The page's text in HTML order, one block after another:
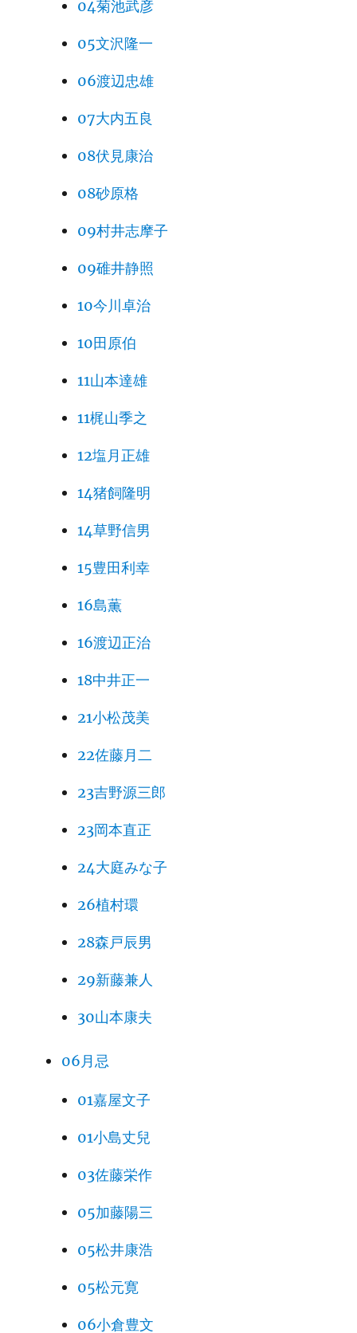
04菊池武彦
05文沢隆一
06渡辺忠雄
07大内五良
08伏見康治
08砂原格
09村井志摩子
09碓井静照
10今川卓治
10田原伯
11山本達雄
11梶山季之
12塩月正雄
14猪飼隆明
14草野信男
15豊田利幸
16島薫
16渡辺正治
18中井正一
21小松茂美
22佐藤月二
23吉野源三郎
23岡本直正
24大庭みな子
26植村環
28森戸辰男
29新藤兼人
30山本康夫
06月忌
01嘉屋文子
01小島丈兒
03佐藤栄作
05加藤陽三
05松井康浩
05松元寛
06小倉豊文